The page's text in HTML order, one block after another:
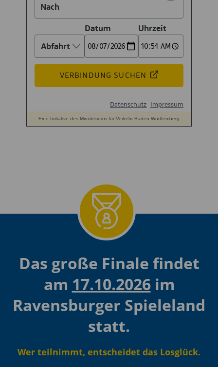
Das große Finale findet
am 17.10.2026im
Ravensburger Spieleland
statt.
Wer teilnimmt, entscheidet das Losglück.